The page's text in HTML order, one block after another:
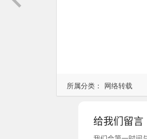
所属分类： 网络转载